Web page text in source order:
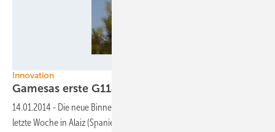
Innovation
Gamesas erste G114-2.0 MW Turbine
14.01.2014 - Die neue Binnenlandturbine mit dem 114-Meter-Rotor ist
letzte Woche in Alaiz (Spanien) ans Netz gegangen – mit leichter